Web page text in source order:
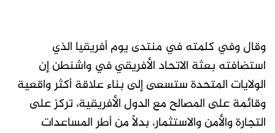
وقال وفي كلمته في منتدى يوم أفريقيا الذي
استضافته بعثة الاتحاد الأفريقي في واشنطن إن
الولايات المتحدة ستسعى إلى بناء علاقة أكثر واقعية
وقائمة على المصالح مع الدول الأفريقية، تركز على
التجارة والأمن والاستثمار، بدلاً من أطر المساعدات